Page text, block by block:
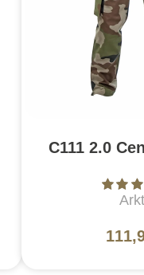
C111 2.0